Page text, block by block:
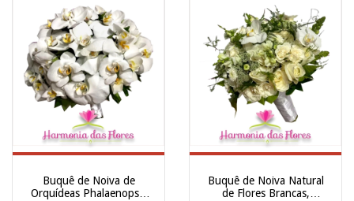
Buquê de Noiva de
Orquídeas Phalaenopsis
Buquê de Noiva Natural
de Flores Brancas,